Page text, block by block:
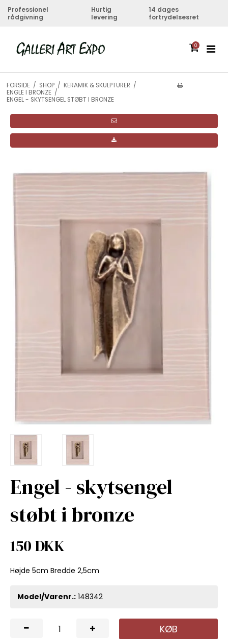
Professionel
rådgivning
Hurtig
levering
14 dages
fortrydelsesret
0
FORSIDE / SHOP / KERAMIK & SKULPTURER /
ENGLE I BRONZE /
ENGEL - SKYTSENGEL STØBT I BRONZE
Engel - skytsengel
støbt i bronze
150 DKK
Højde 5cm Bredde 2,5cm
Model/Varenr.: 148342
KØB